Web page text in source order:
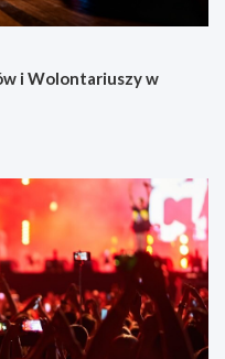
i Wolontariuszy w